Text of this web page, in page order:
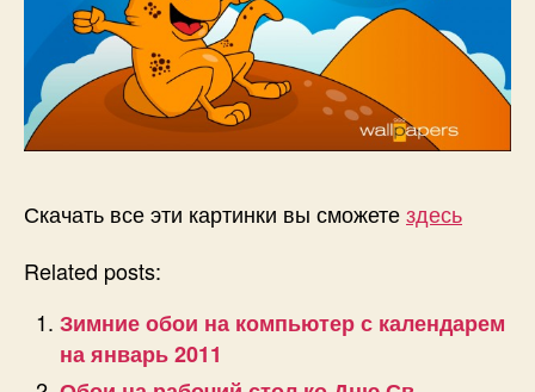
Скачать все эти картинки вы сможетездесь
Related posts:
Зимние обои на компьютер с календарем
на январь 2011